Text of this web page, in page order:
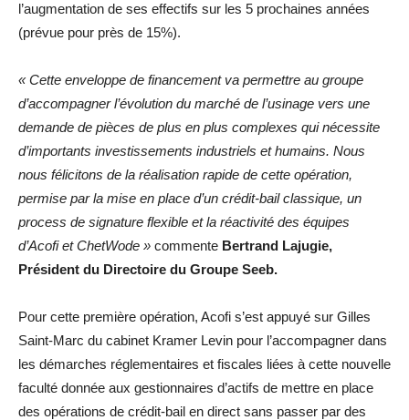
l’augmentation de ses effectifs sur les 5 prochaines années
(prévue pour près de 15%).
« Cette enveloppe de financement va permettre au groupe
d’accompagner l’évolution du marché de l’usinage vers une
demande de pièces de plus en plus complexes qui nécessite
d’importants investissements industriels et humains. Nous
nous félicitons de la réalisation rapide de cette opération,
permise par la mise en place d’un crédit-bail classique, un
process de signature flexible et la réactivité des équipes
d’Acofi et ChetWode » commente Bertrand Lajugie,
Président du Directoire du Groupe Seeb.
Pour cette première opération, Acofi s’est appuyé sur Gilles
Saint-Marc du cabinet Kramer Levin pour l’accompagner dans
les démarches réglementaires et fiscales liées à cette nouvelle
faculté donnée aux gestionnaires d’actifs de mettre en place
des opérations de crédit-bail en direct sans passer par des